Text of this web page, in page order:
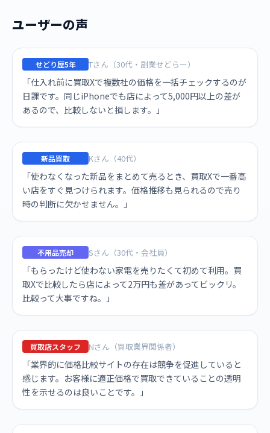
ユーザーの声
せどり歴5年 Tさん（30代・副業せどらー）
「仕入れ前に買取Xで複数社の価格を一括チェックするのが
日課です。同じiPhoneでも店によって5,000円以上の差が
あるので、比較しないと損します。」
新品買取 Kさん（40代）
「使わなくなった新品をまとめて売るとき、買取Xで一番高
い店をすぐ見つけられます。価格推移も見られるので売り
時の判断に欠かせません。」
不用品売却 Sさん（30代・会社員）
「もらったけど使わない家電を売りたくて初めて利用。買
取Xで比較したら店によって2万円も差があってビックリ。
比較って大事ですね。」
買取店スタッフ Nさん（買取業界関係者）
「業界的に価格比較サイトの存在は競争を促進していると
感じます。お客様に適正価格で買取できていることの透明
性を示せるのは良いことです。」